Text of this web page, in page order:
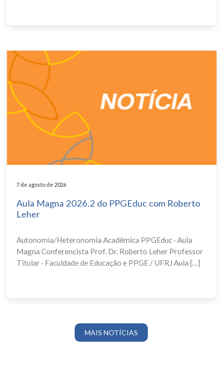
7 de agosto de 2026
Aula Magna 2026.2 do PPGEduc com Roberto
Leher
Autonomia/Heteronomia Acadêmica PPGEduc · Aula
Magna Conferencista Prof. Dr. Roberto Leher Professor
Titular · Faculdade de Educação e PPGE / UFRJ Aula […]
MAIS NOTÍCIAS